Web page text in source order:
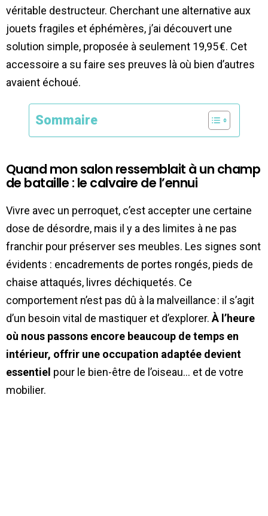
véritable destructeur. Cherchant une alternative aux
jouets fragiles et éphémères, j’ai découvert une
solution simple, proposée à seulement 19,95 €. Cet
accessoire a su faire ses preuves là où bien d’autres
avaient échoué.
Sommaire
Quand mon salon ressemblait à un champ
de bataille : le calvaire de l’ennui
Vivre avec un perroquet, c’est accepter une certaine
dose de désordre, mais il y a des limites à ne pas
franchir pour préserver ses meubles. Les signes sont
évidents : encadrements de portes rongés, pieds de
chaise attaqués, livres déchiquetés. Ce
comportement n’est pas dû à la malveillance : il s’agit
d’un besoin vital de mastiquer et d’explorer. À l’heure
où nous passons encore beaucoup de temps en
intérieur, offrir une occupation adaptée devient
essentiel pour le bien-être de l’oiseau… et de votre
mobilier.